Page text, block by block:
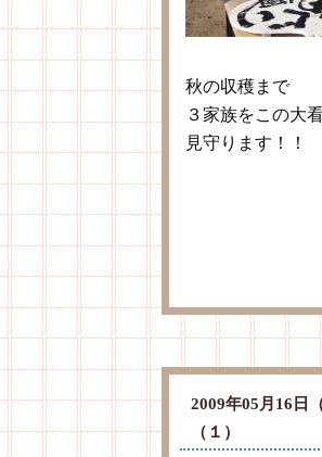
秋の収穫まで
３家族をこの大
見守ります！！
2009年05月16
（１）